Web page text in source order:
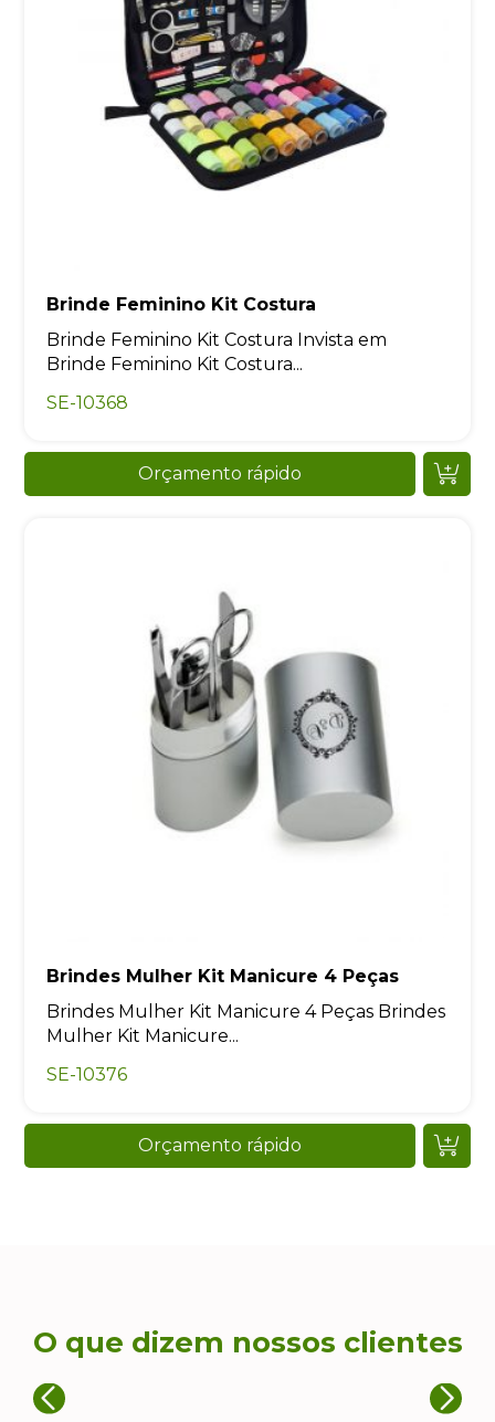
Brinde Feminino Kit Costura
Brinde Feminino Kit Costura Invista em
Brinde Feminino Kit Costura...
SE-10368
Orçamento rápido
Brindes Mulher Kit Manicure 4 Peças
Brindes Mulher Kit Manicure 4 Peças Brindes
Mulher Kit Manicure...
SE-10376
Orçamento rápido
O que dizem nossos clientes